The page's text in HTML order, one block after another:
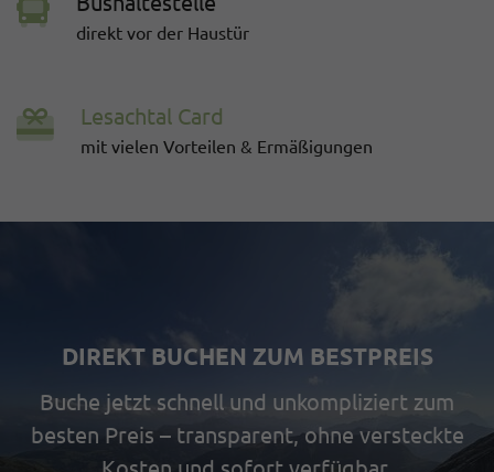
direkt vor der Haustür
Lesachtal Card
mit vielen Vorteilen & Ermäßigungen
DIREKT BUCHEN ZUM BESTPREIS
Buche jetzt schnell und unkompliziert zum
besten Preis – transparent, ohne versteckte